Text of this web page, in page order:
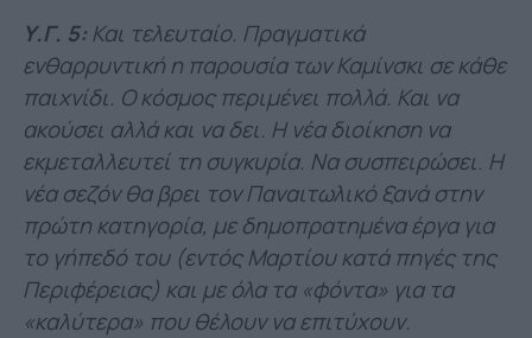
Υ.Γ. 5: Και τελευταίο. Πραγματικά
ενθαρρυντική η παρουσία των Καμίνσκι σε κάθε
παιχνίδι. Ο κόσμος περιμένει πολλά. Και να
ακούσει αλλά και να δει. Η νέα διοίκηση να
εκμεταλλευτεί τη συγκυρία. Να συσπειρώσει. Η
νέα σεζόν θα βρει τον Παναιτωλικό ξανά στην
πρώτη κατηγορία, με δημοπρατημένα έργα για
το γήπεδό του (εντός Μαρτίου κατά πηγές της
Περιφέρειας) και με όλα τα «φόντα» για τα
«καλύτερα» που θέλουν να επιτύχουν.